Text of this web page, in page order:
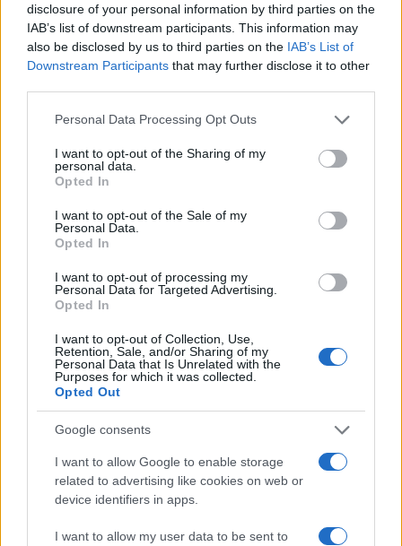
disclosure of your personal information by third parties on the
IAB’s list of downstream participants. This information may
also be disclosed by us to third parties on the IAB’s List of
Downstream Participants that may further disclose it to other
Please note that this website/app uses one or more Google
not limited to your visit or usage behaviour. You may click to
grant or deny consent to Google and its third-party tags to
use your data for below specified purposes in below Google
consent section.
Personal Data Processing Opt Outs
I want to opt-out of the Sharing of my
personal data.
Opted In
I want to opt-out of the Sale of my
Personal Data.
Opted In
I want to opt-out of processing my
Personal Data for Targeted Advertising.
Opted In
I want to opt-out of Collection, Use,
Retention, Sale, and/or Sharing of my
Personal Data that Is Unrelated with the
Purposes for which it was collected.
Opted Out
Google consents
I want to allow Google to enable storage
related to advertising like cookies on web or
device identifiers in apps.
I want to allow my user data to be sent to
NEWS
Andrea Innocenti · 7 Ago 2026